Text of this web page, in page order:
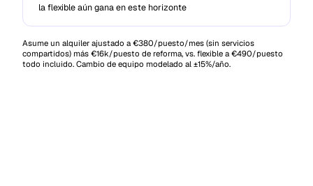
la flexible aún gana en este horizonte
Asume un alquiler ajustado a €380/puesto/mes (sin servicios
compartidos) más €16k/puesto de reforma, vs. flexible a €490/puesto
todo incluido. Cambio de equipo modelado al ±15%/año.